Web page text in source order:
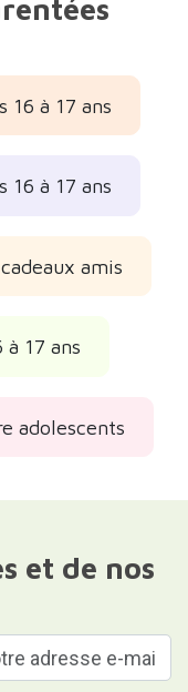
16 à 17 ans
16 à 17 ans
amis
17 ans
adolescents
et de nos